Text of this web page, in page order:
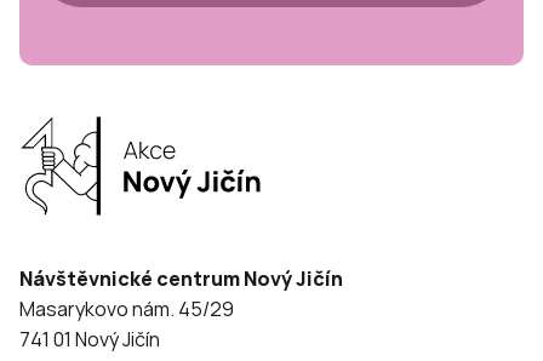
Návštěvnické centrum Nový Jičín
Masarykovo nám. 45/29
741 01 Nový Jičín